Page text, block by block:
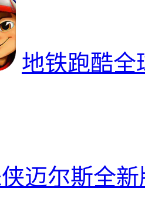
地铁跑酷全
迈尔斯全